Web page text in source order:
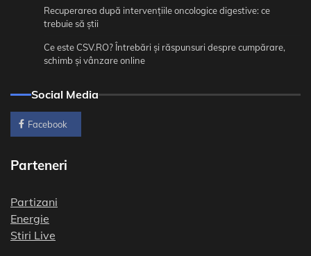
Recuperarea după intervențiile oncologice digestive: ce
trebuie să știi
Ce este CSV.RO? Întrebări și răspunsuri despre cumpărare,
schimb și vânzare online
Social Media
Facebook
Parteneri
Partizani
Energie
Stiri Live